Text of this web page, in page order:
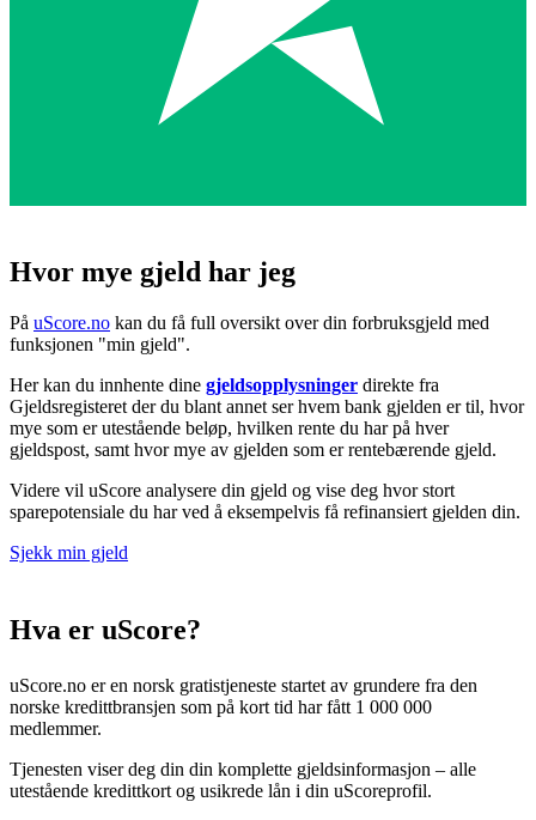
Hvor mye gjeld har jeg
På uScore.no kan du få full oversikt over din forbruksgjeld med
funksjonen "min gjeld".
Her kan du innhente dine gjeldsopplysninger direkte fra
Gjeldsregisteret der du blant annet ser hvem bank gjelden er til, hvor
mye som er utestående beløp, hvilken rente du har på hver
gjeldspost, samt hvor mye av gjelden som er rentebærende gjeld.
Videre vil uScore analysere din gjeld og vise deg hvor stort
sparepotensiale du har ved å eksempelvis få refinansiert gjelden din.
Sjekk min gjeld
Hva er uScore?
uScore.no er en norsk gratistjeneste startet av grundere fra den
norske kredittbransjen som på kort tid har fått 1 000 000
medlemmer.
Tjenesten viser deg din din komplette gjeldsinformasjon – alle
utestående kredittkort og usikrede lån i din uScoreprofil.